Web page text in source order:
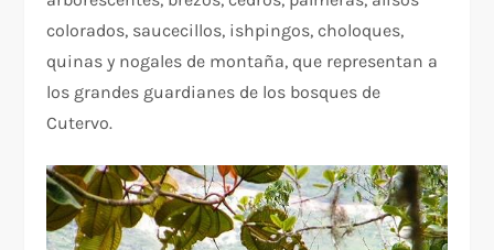
colorados, saucecillos, ishpingos, choloques,
quinas y nogales de montaña, que representan a
los grandes guardianes de los bosques de
Cutervo.